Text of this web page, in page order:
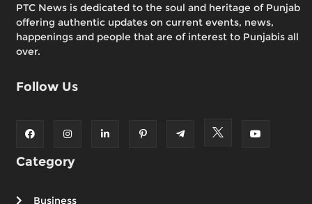
PTC News is dedicated to the soul and heritage of Punjab
offering authentic updates on current events, news,
happenings and people that are of interest to Punjabis all
over.
Follow Us
Category
Business